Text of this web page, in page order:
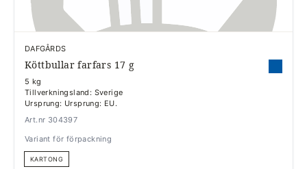
DAFGÅRDS
Köttbullar farfars 17 g
5 kg
Tillverkningsland: Sverige
Ursprung: Ursprung: EU.
Art.nr 304397
Variant för förpackning
KARTONG